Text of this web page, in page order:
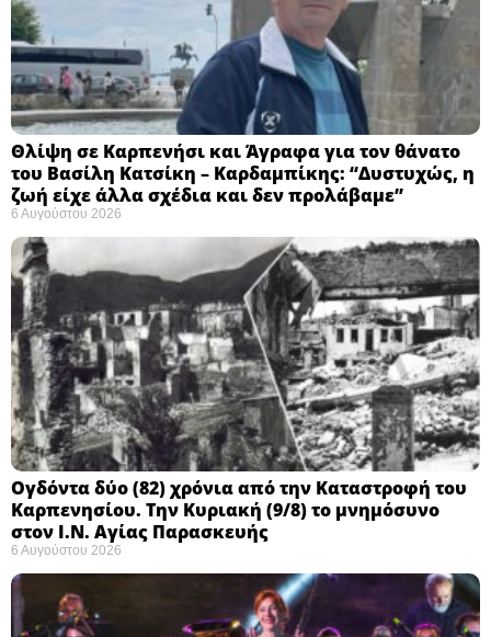
Θλίψη σε Καρπενήσι και Άγραφα για τον θάνατο
του Βασίλη Κατσίκη – Καρδαμπίκης: “Δυστυχώς, η
ζωή είχε άλλα σχέδια και δεν προλάβαμε”
6 Αυγούστου 2026
Ογδόντα δύο (82) χρόνια από την Καταστροφή του
Καρπενησίου. Την Κυριακή (9/8) το μνημόσυνο
στον Ι.Ν. Αγίας Παρασκευής
6 Αυγούστου 2026